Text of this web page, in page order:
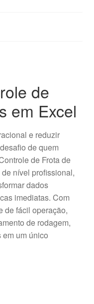
de
em Excel
e reduzir
de quem
de Frota de
nível profissional,
dados
imediatas. Com
de fácil operação,
de rodagem,
um único